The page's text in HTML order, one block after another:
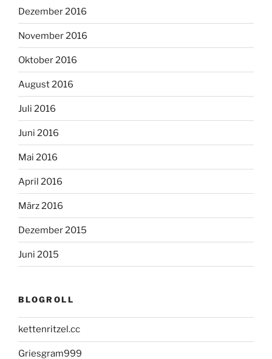
Dezember 2016
November 2016
Oktober 2016
August 2016
Juli 2016
Juni 2016
Mai 2016
April 2016
März 2016
Dezember 2015
Juni 2015
BLOGROLL
kettenritzel.cc
Griesgram999